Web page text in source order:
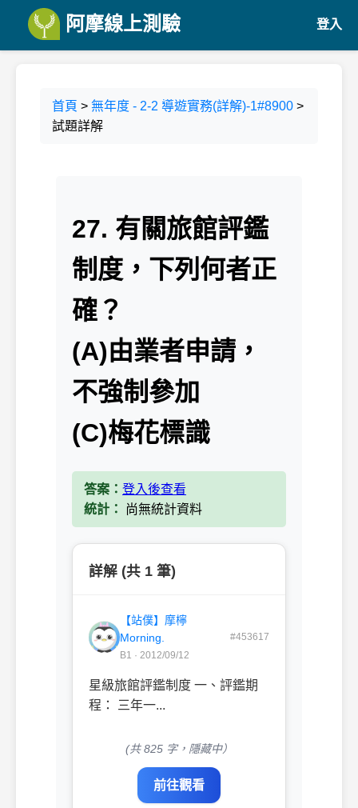
阿摩線上測驗 登入
首頁 > 無年度 - 2-2 導遊實務(詳解)-1#8900 >
試題詳解
27. 有關旅館評鑑
制度，下列何者正
確？
(A)由業者申請，
不強制參加
(C)梅花標識
答案： 登入後查看
統計：
尚無統計資料
詳解 (共 1 筆)
【站僕】摩檸
Morning.
B1 · 2012/09/12
#453617
星級旅館評鑑制度 一、評鑑期
程： 三年一...
(共 825 字，隱藏中）
前往觀看